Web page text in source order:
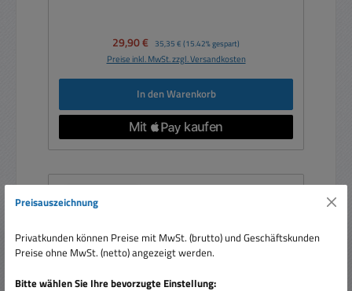
Verkaufspreis:
29,90 € Regulärer Preis:
35,35 € (15.42% gespart)
Preise inkl. MwSt. zzgl. Versandkosten
In den Warenkorb
Preisauszeichnung
Privatkunden können Preise mit MwSt. (brutto) und Geschäftskunden
Preise ohne MwSt. (netto) angezeigt werden.
Bitte wählen Sie Ihre bevorzugte Einstellung: